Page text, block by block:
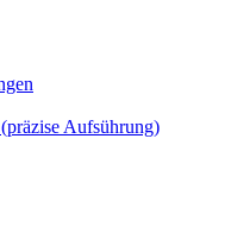
Aufsührung)